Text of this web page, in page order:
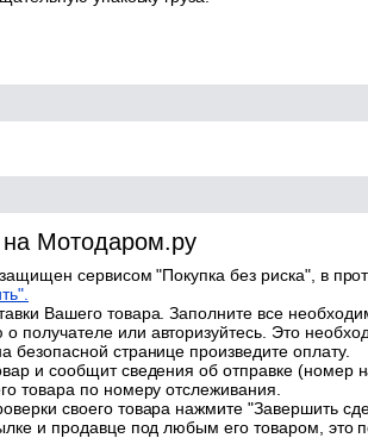
на Мотодаром.ру
сервисом "Покупка без риска", в
Вашего товара. Заполните все
получателе или авторизуйтесь. Это
безопасной странице произведите оплату.
и сообщит сведения об отправке (номер
товара по номеру отслеживания.
своего товара нажмите "Завершить
и продавце под любым его товаром, это